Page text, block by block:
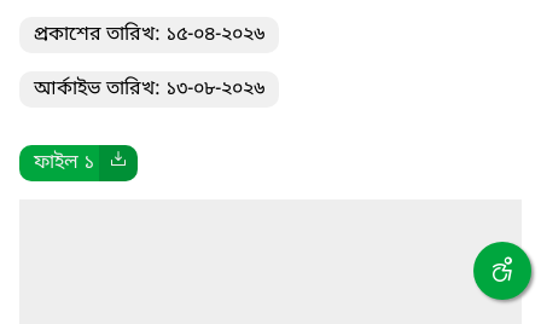
প্রকাশের তারিখ: ১৫-০৪-২০২৬
আর্কাইভ তারিখ: ১৩-০৮-২০২৬
ফাইল ১